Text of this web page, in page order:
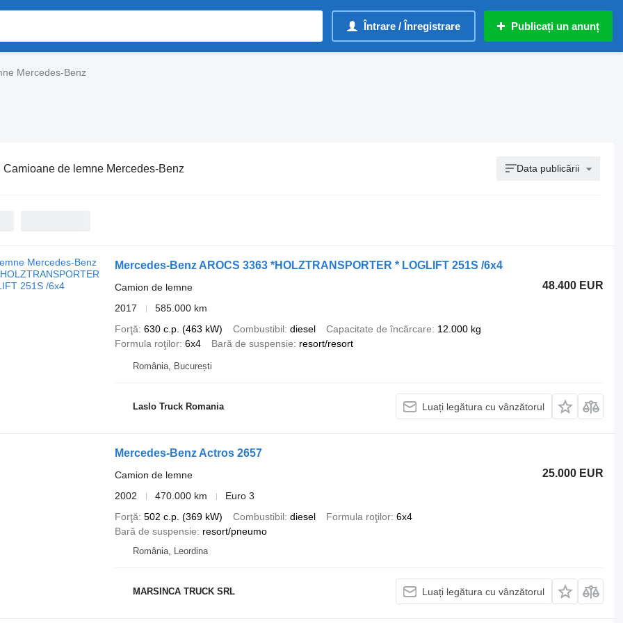
Întrare / Înregistrare Publicați un anunț
Mercedes-Benz
Camioane de lemne Mercedes-Benz Data publicării
Mercedes-Benz AROCS 3363 *HOLZTRANSPORTER * LOGLIFT 251S /6x4
48.400 EUR
Camion de lemne
2017
585.000 km
Forţă 630 c.p. (463 kW) Combustibil diesel Capacitate de încărcare
12.000 kg
Formula roţilor 6x4 Bară de suspensie resort/resort
România, București
Laslo Truck Romania Luați legătura cu vânzătorul
Mercedes-Benz Actros 2657
25.000 EUR
Camion de lemne
2002
470.000 km
Euro 3
Forţă 502 c.p. (369 kW) Combustibil diesel Formula roţilor 6x4
Bară de suspensie
resort/pneumo
România, Leordina
MARSINCA TRUCK SRL Luați legătura cu vânzătorul